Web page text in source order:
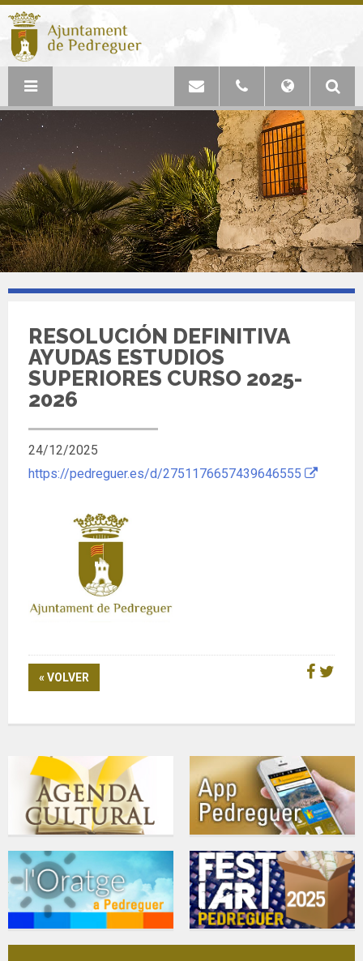
RESOLUCIÓN DEFINITIVA
AYUDAS ESTUDIOS
SUPERIORES CURSO 2025-
2026
24/12/2025
https://pedreguer.es/d/2751176657439646555
« VOLVER